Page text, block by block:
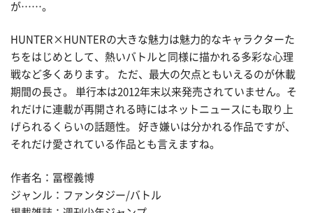
が……。
HUNTER×HUNTERの大きな魅力は魅力的なキャラクターた
ちをはじめとして、熱いバトルと同様に描かれる多彩な心理
戦など多くあります。 ただ、最大の欠点ともいえるのが休載
期間の長さ。 単行本は2012年末以来発売されていません。そ
れだけに連載が再開される時にはネットニュースにも取り上
げられるくらいの話題性。 好き嫌いは分かれる作品ですが、
それだけ愛されている作品とも言えますね。
作者名：冨樫義博
ジャンル：ファンタジー/バトル